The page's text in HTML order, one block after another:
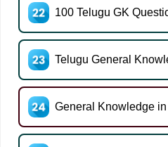
100 Telugu GK
Telugu General
General Knowledge